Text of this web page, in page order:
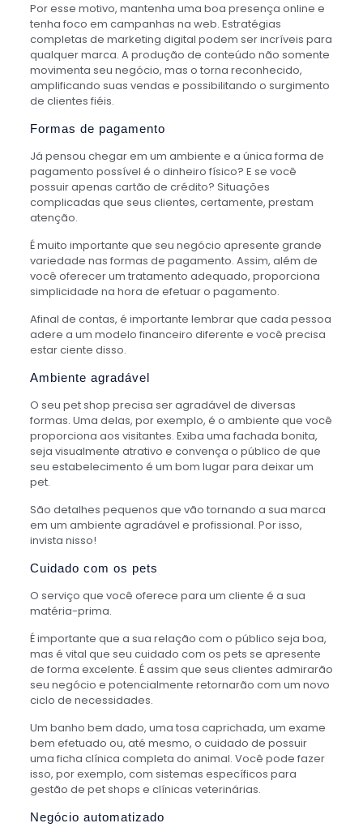
Por esse motivo, mantenha uma boa presença online e
tenha foco em campanhas na web. Estratégias
completas de marketing digital podem ser incríveis para
qualquer marca. A produção de conteúdo não somente
movimenta seu negócio, mas o torna reconhecido,
amplificando suas vendas e possibilitando o surgimento
de clientes fiéis.
Formas de pagamento
Já pensou chegar em um ambiente e a única forma de
pagamento possível é o dinheiro físico? E se você
possuir apenas cartão de crédito? Situações
complicadas que seus clientes, certamente, prestam
atenção.
É muito importante que seu negócio apresente grande
variedade nas formas de pagamento. Assim, além de
você oferecer um tratamento adequado, proporciona
simplicidade na hora de efetuar o pagamento.
Afinal de contas, é importante lembrar que cada pessoa
adere a um modelo financeiro diferente e você precisa
estar ciente disso.
Ambiente agradável
O seu pet shop precisa ser agradável de diversas
formas. Uma delas, por exemplo, é o ambiente que você
proporciona aos visitantes. Exiba uma fachada bonita,
seja visualmente atrativo e convença o público de que
seu estabelecimento é um bom lugar para deixar um
pet.
São detalhes pequenos que vão tornando a sua marca
em um ambiente agradável e profissional. Por isso,
invista nisso!
Cuidado com os pets
O serviço que você oferece para um cliente é a sua
matéria-prima.
É importante que a sua relação com o público seja boa,
mas é vital que seu cuidado com os pets se apresente
de forma excelente. É assim que seus clientes admirarão
seu negócio e potencialmente retornarão com um novo
ciclo de necessidades.
Um banho bem dado, uma tosa caprichada, um exame
bem efetuado ou, até mesmo, o cuidado de possuir
uma ficha clínica completa do animal. Você pode fazer
isso, por exemplo, com sistemas específicos para
gestão de pet shops e clínicas veterinárias.
Negócio automatizado